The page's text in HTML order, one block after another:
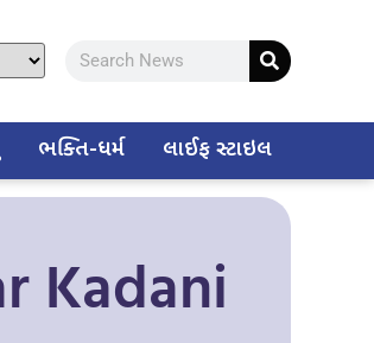
ભક્તિ-ધર્મ લાઈફ સ્ટાઇલ
Kadani